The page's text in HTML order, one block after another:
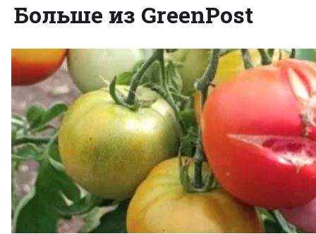
Больше из GreenPost